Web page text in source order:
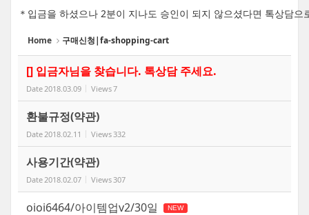
＊입금을 하셨으나 2분이 지나도 승인이 되지 않으셨다면 톡상담
Home 구매신청|fa-shopping-cart
[] 입금자님을 찾습니다. 톡상담 주세요.
Date 2018.03.09 Views7
환불규정(약관)
Date 2018.02.11 Views 332
사용기간(약관)
Date 2018.02.07 Views 307
oioi6464/아이템업v2/30일 NEW